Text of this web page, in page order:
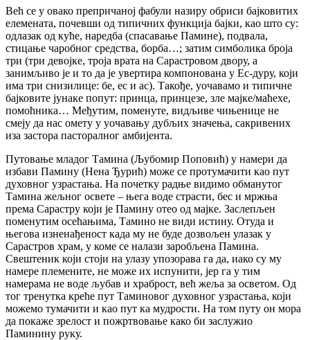
Већ се у овако препричаној фабули назиру обриси бајковитих
елемената, почевши од типичних функција бајки, као што су:
одлазак од куће, наредба (спасавање Памине), подвала,
стицање чаробног средства, борба…; затим симболика броја
три (три девојке, троја врата на Сарастровом двору, a
занимљиво је и то да је увертира компонована у Ес-дуру, који
има три снизилице: бе, ес и ас). Такође, уочавамо и типичне
бајковите јунаке попут: принца, принцезе, зле мајке/маћехе,
помоћника… Међутим, поменуте, видљиве чињенице не
смеју да нас омету у уочавању дубљих значења, сакривених
иза застора пасторалног амбијента.
Путовање младог Тамина (Љубомир Поповић) у намери да
избави Памину (Нена Ђурић) може се протумачити као пут
духовног узрастања. На почетку радње видимо обманутог
Тамина жељног освете – њега воде страсти, бес и мржња
према Сарастру који је Памину отео од мајке. Заслепљен
поменутим осећањима, Тамино не види истину. Отуда и
његова изненађеност када му не буде дозвољен улазак у
Сарастров храм, у коме се налази заробљена Памина.
Свештеник који стоји на улазу упозорава га да, иако су му
намере племените, не може их испунити, јер га у тим
намерама не воде љубав и храброст, већ жеља за осветом. Од
тог тренутка креће пут Таминовог духовног узрастања, који
можемо тумачити и као пут ка мудрости. На том путу он мора
да покаже зрелост и пожртвовање како би заслужио
Паминину руку.